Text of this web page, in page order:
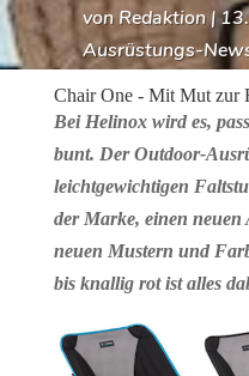
von Redaktion|
Ausrüstungs-
Chair One - Mit Mut zur
Bei Helinox wird es,
bunt. Der Outdoor-
leicht­gewichtigen
der Marke, einen
neuen Mustern und
bis knallig rot ist alles